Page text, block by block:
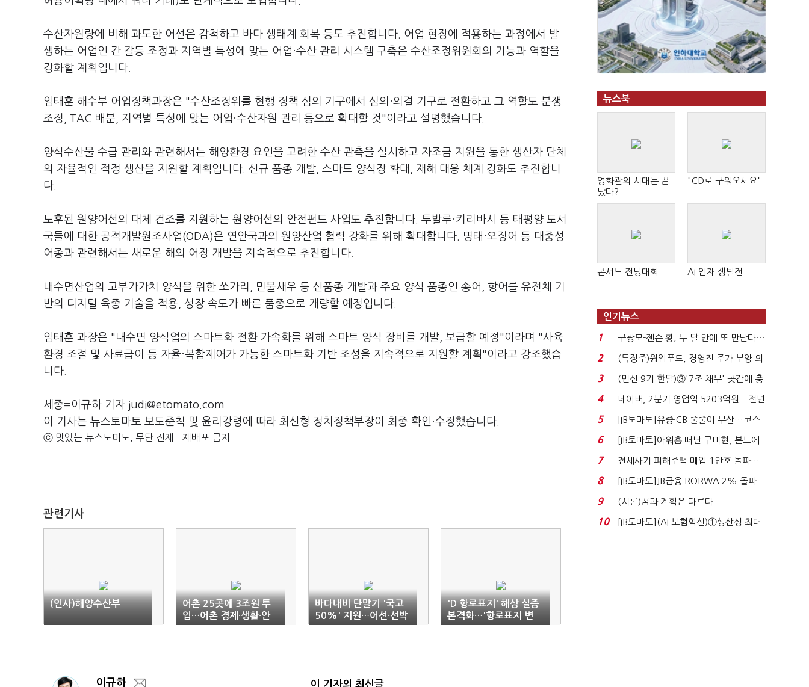
수산자원량에 비해 과도한 어선은 감척하고 바다 생태계 회복 등도 추진합니다. 어업 현장에 적용하는 과정에서 발
생하는 어업인 간 갈등 조정과 지역별 특성에 맞는 어업·수산 관리 시스템 구축은 수산조정위원회의 기능과 역할을
강화할 계획입니다.
임태훈 해수부 어업정책과장은 "수산조정위를 현행 정책 심의 기구에서 심의·의결 기구로 전환하고 그 역할도 분쟁
조정, TAC 배분, 지역별 특성에 맞는 어업·수산자원 관리 등으로 확대할 것"이라고 설명했습니다.
양식수산물 수급 관리와 관련해서는 해양환경 요인을 고려한 수산 관측을 실시하고 자조금 지원을 통한 생산자 단체
의 자율적인 적정 생산을 지원할 계획입니다. 신규 품종 개발, 스마트 양식장 확대, 재해 대응 체계 강화도 추진합니
다.
노후된 원양어선의 대체 건조를 지원하는 원양어선의 안전펀드 사업도 추진합니다. 투발루·키리바시 등 태평양 도서
국들에 대한 공적개발원조사업(ODA)은 연안국과의 원양산업 협력 강화를 위해 확대합니다. 명태·오징어 등 대중성
어종과 관련해서는 새로운 해외 어장 개발을 지속적으로 추진합니다.
내수면산업의 고부가가치 양식을 위한 쏘가리, 민물새우 등 신품종 개발과 주요 양식 품종인 송어, 향어를 유전체 기
반의 디지털 육종 기술을 적용, 성장 속도가 빠른 품종으로 개량할 예정입니다.
임태훈 과장은 "내수면 양식업의 스마트화 전환 가속화를 위해 스마트 양식 장비를 개발, 보급할 예정"이라며 "사육
환경 조절 및 사료급이 등 자율·복합제어가 가능한 스마트화 기반 조성을 지속적으로 지원할 계획"이라고 강조했습
니다.
세종=이규하 기자 judi@etomato.com
이 기사는 뉴스토마토 보도준칙 및 윤리강령에 따라 최신형 정치정책부장이 최종 확인·수정했습니다.
ⓒ 맛있는 뉴스토마토, 무단 전재 - 재배포 금지
관련기사
(인사)해양수산부
어촌 25곳에 3조원 투
입…어촌 경제·생활·안
전시설 방점
바다내비 단말기 '국고
50%' 지원…어선·선박
최대 250만원 한도
'D 항로표지' 해상 실증
본격화…'항로표지 변
동' 국제표준 예정
이규하 이 기자의 최신글
뉴스북
영화관의 시대는 끝
났다?
"CD로 구워오세요"
콘서트 전당대회 AI 인재 쟁탈전
인기뉴스
1
구광모-젠슨 황, 두 달 만에 또 만난다…
로봇·AI 등 논...
2
(특징주)윙입푸드, 경영진 주가 부양 의
지에 상한가...
3
(민선 9기 한달)③'7조 채무' 곳간에 충
격…추미애, 20년...
4
네이버, 2분기 영업익 5203억원…전년
비 0.2% 감소...
5
[IB토마토]유증·CB 줄줄이 무산…코스
닥 벌점 급증에 ...
6
[IB토마토]아워홈 떠난 구미현, 본느에
340억 베팅…가...
7
전세사기 피해주택 매입 1만호 돌파…
누적 피해자 4만2...
8
[IB토마토]JB금융 RORWA 2% 돌파…
실적 견인은 은행 ...
9 (시론)꿈과 계획은 다르다
10
[IB토마토](AI 보험혁신)①생산성 최대